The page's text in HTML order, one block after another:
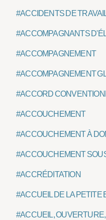
#ACCIDENTS DE
#ACCOMPAGNANTS
#ACCOMPAGNEMENT
#ACCOMPAGNEMENT
#ACCORD
#ACCOUCHEMENT
#ACCOUCHEMENT À
#ACCOUCHEMENT
#ACCRÉDITATION
#ACCUEIL DE LA PETITE
#ACCUEIL,